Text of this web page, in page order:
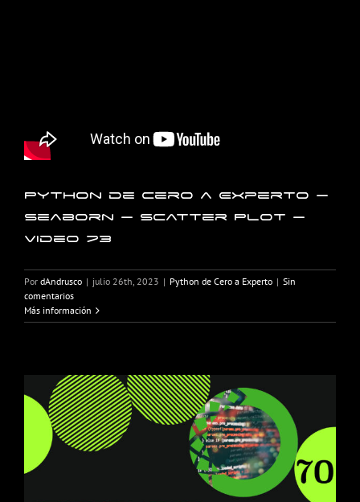
Python de Cero a Experto –
Seaborn – Scatter Plot –
Video 73
Por dAndrusco | julio 26th, 2023 | Python de Cero a Experto | Sin
comentarios
Más información